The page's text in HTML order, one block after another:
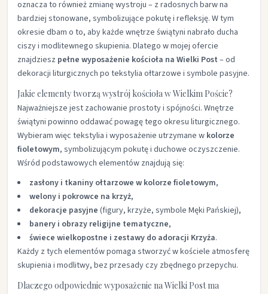
oznacza to również zmianę wystroju – z radosnych barw na
bardziej stonowane, symbolizujące pokutę i refleksję. W tym
okresie dbam o to, aby każde wnętrze świątyni nabrało ducha
ciszy i modlitewnego skupienia. Dlatego w mojej ofercie
znajdziesz pełne wyposażenie kościoła na Wielki Post – od
dekoracji liturgicznych po tekstylia ołtarzowe i symbole pasyjne.
Jakie elementy tworzą wystrój kościoła w Wielkim Poście?
Najważniejsze jest zachowanie prostoty i spójności. Wnętrze
świątyni powinno oddawać powagę tego okresu liturgicznego.
Wybieram więc tekstylia i wyposażenie utrzymane w kolorze
fioletowym, symbolizującym pokutę i duchowe oczyszczenie.
Wśród podstawowych elementów znajdują się:
zasłony i tkaniny ołtarzowe w kolorze fioletowym,
welony i pokrowce na krzyż,
dekoracje pasyjne (figury, krzyże, symbole Męki Pańskiej),
banery i obrazy religijne tematyczne,
świece wielkopostne i zestawy do adoracji Krzyża.
Każdy z tych elementów pomaga stworzyć w kościele atmosferę
skupienia i modlitwy, bez przesady czy zbędnego przepychu.
Dlaczego odpowiednie wyposażenie na Wielki Post ma